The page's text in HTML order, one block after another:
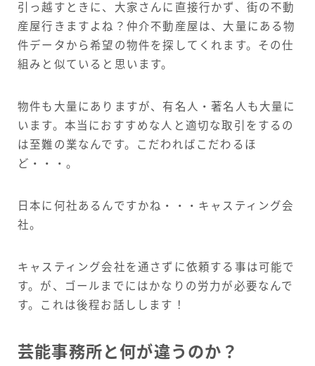
引っ越すときに、大家さんに直接行かず、街の不動
産屋行きますよね？仲介不動産屋は、大量にある物
件データから希望の物件を探してくれます。その仕
組みと似ていると思います。
物件も大量にありますが、有名人・著名人も大量に
います。本当におすすめな人と適切な取引をするの
は至難の業なんです。こだわればこだわるほ
ど・・・。
日本に何社あるんですかね・・・キャスティング会
社。
キャスティング会社を通さずに依頼する事は可能で
す。が、ゴールまでにはかなりの労力が必要なんで
す。これは後程お話しします！
芸能事務所と何が違うのか？